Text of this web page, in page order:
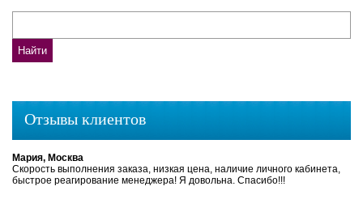
Отзывы клиентов
Мария, Москва
Скорость выполнения заказа, низкая цена, наличие личного кабинета,
быстрое реагирование менеджера! Я довольна. Спасибо!!!